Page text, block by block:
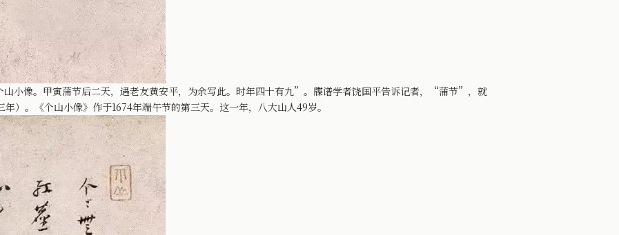
像。甲寅蒲节后二天，遇老友黄安平，为余写此。时年四十有九”。牒谱学者饶国平告诉记者，“蒲节”，就
）。《个山小像》作于1674年端午节的第三天。这一年，八大山人49岁。